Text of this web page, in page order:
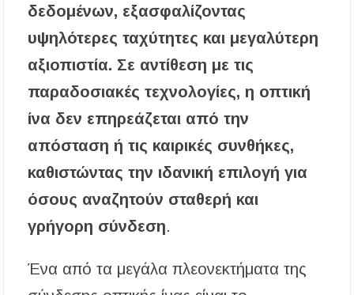
δεδομένων, εξασφαλίζοντας
υψηλότερες ταχύτητες και μεγαλύτερη
αξιοπιστία. Σε αντίθεση με τις
παραδοσιακές τεχνολογίες, η οπτική
ίνα δεν επηρεάζεται από την
απόσταση ή τις καιρικές συνθήκες,
καθιστώντας την ιδανική επιλογή για
όσους αναζητούν σταθερή και
γρήγορη σύνδεση.
Ένα από τα μεγάλα πλεονεκτήματα της